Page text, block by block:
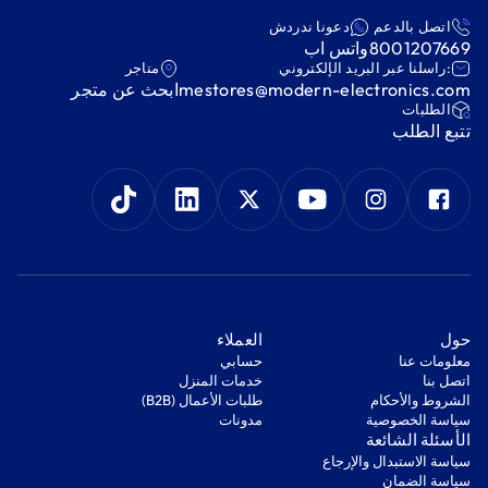
اتصل بالدعم
8001207669
دعونا ندردش
واتس اب
:راسلنا عبر البريد الإلكتروني
mestores@modern-electronics.com
متاجر
ابحث عن متجر
‫الطلبات‬
‫تتبع الطلب‬
‫حول‬
معلومات عنا
اتصل بنا
‫الشروط والأحكام‬
‫سياسة الخصوصية‬
‫العملاء‬
‫حسابي‬
‫خدمات المنزل‬
‫طلبات الأعمال (B2B)‬
مدونات
‫الأسئلة الشائعة‬
‫سياسة الاستبدال والإرجاع‬
‫سياسة الضمان‬